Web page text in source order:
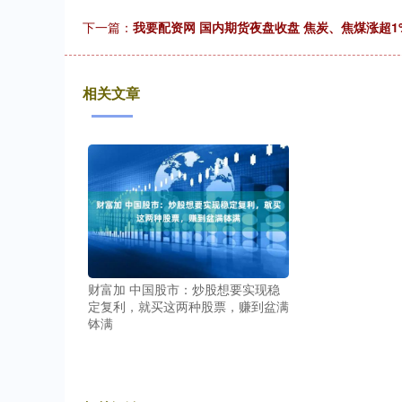
下一篇： 我要配资网 国内期货夜盘收盘 焦炭、焦煤涨超
相关文章
财富加 中国股市：炒股想要实现稳
定复利，就买这两种股票，赚到盆满
钵满